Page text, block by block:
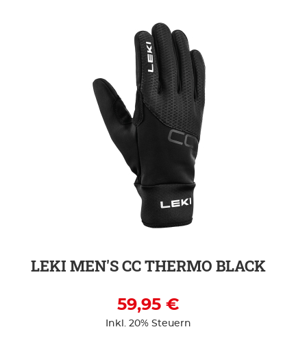
LEKI MEN'S CC THERMO BLACK
59,95 €
Inkl. 20% Steuern
ZUR DETAILSEITE